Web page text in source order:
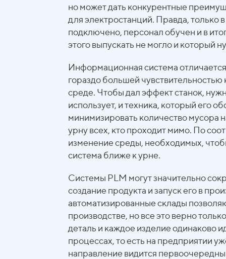
но может дать конкурентные
для электростанций. Правда, только
подключено, персонал обучен и в
этого выпускать не могло и который
Информационная система
гораздо большей
среде. Чтобы дал эффект станок,
использует, и техника, который его
минимизировать количество мусора
урну всех, кто проходит мимо. По
изменение среды, необходимых,
система ближе к урне.
Системы РLM могут значительно
создание продукта и запуск его в
автоматизированные склады
производстве, но все это верно
деталь и каждое изделие одинаково
процессах, то есть на предприятии
направление видится